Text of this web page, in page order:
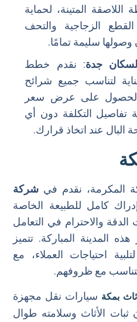
المتينة، لحماية
الزجاجية والتحف
سليمة تمامًا.
لسكان جدة: نقدم خطط
لتناسب جميع شرائح
الحصول على عرض سعر
التكلفة دون أي
عند اتخاذ قرارك.
المكرمة، نقدم في شركة
كامل للطبيعة الخاصة
الدقة والاحترام في التعامل
المدينة المباركة. تتميز
احتياجات العملاء، مع
يتناسب مع ظروفهم.
بمكة سيارات نقل مجهزة
الأثاث وسلامته طوال